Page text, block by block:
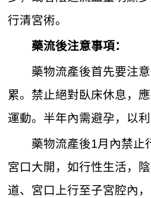
行清宮術。
藥流後注意事項：
藥物流產後首先要注
累。禁止絕對臥床休息，
運動。半年內需避孕，以利
藥物流產後1月內禁止
宮口大開，如行性生活，
道、宮口上行至子宮腔內